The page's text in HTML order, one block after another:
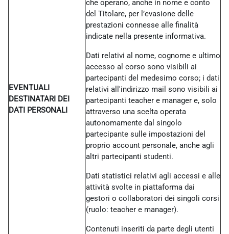
EVENTUALI
DESTINATARI DEI
DATI PERSONALI
che operano, anche in nome e conto
del Titolare, per l’evasione delle
prestazioni connesse alle finalità
indicate nella presente informativa.
Dati relativi al nome, cognome e ultimo
accesso al corso sono visibili ai
partecipanti del medesimo corso; i dati
relativi all'indirizzo mail sono visibili ai
partecipanti teacher e manager e, solo
attraverso una scelta operata
autonomamente dal singolo
partecipante sulle impostazioni del
proprio account personale, anche agli
altri partecipanti studenti.
Dati statistici relativi agli accessi e alle
attività svolte in piattaforma dai
gestori o collaboratori dei singoli corsi
(ruolo: teacher e manager).
Contenuti inseriti da parte degli utenti